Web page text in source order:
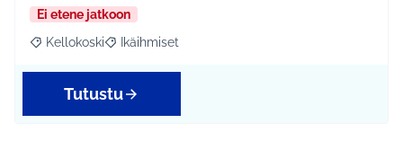
Ei etene jatkoon
Rajaa tulokset aihepiirin mukaan: Kellokoski
Kellokoski Rajaa tulokset teeman mukaan: Ikäihmiset
Ikäihmiset
Tutustu